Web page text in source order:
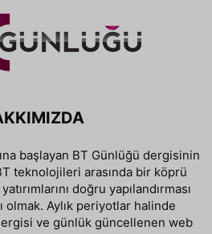
başlayan BT Günlüğü dergisinin
teknolojileri arasında bir köprü
doğru yapılandırması
olmak. Aylık periyotlar halinde
ve günlük güncellenen web